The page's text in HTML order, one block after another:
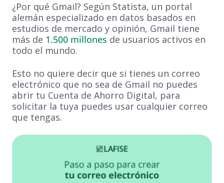
¿Por qué Gmail? Según Statista, un portal
alemán especializado en datos basados en
estudios de mercado y opinión, Gmail tiene
más de 1.500 millones de usuarios activos en
todo el mundo.
Esto no quiere decir que si tienes un correo
electrónico que no sea de Gmail no puedes
abrir tu Cuenta de Ahorro Digital, para
solicitar la tuya puedes usar cualquier correo
que tengas.